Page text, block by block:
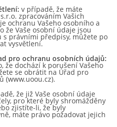
v případě, že máte
zpracováním Vašich
ochranu Vašeho osobního a
že Vaše osobní údaje jsou
s právními předpisy, můžete po
vysvětlení.
pro ochranu osobních údajů:
že dochází k porušení Vašeho
se obrátit na Úřad pro
(www.uoou.cz).
že již Vaše osobní údaje
pro které byly shromážděny
zjistíte-li, že byly
máte právo požadovat jejich